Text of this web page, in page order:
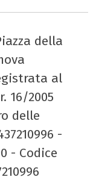
della
al
16/2005
delle
-
- Codice